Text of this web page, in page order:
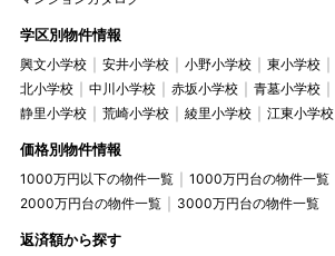
学区別物件情報
興文小学校 安井小学校 小野小学校 東小学校
北小学校
中川小学校 赤坂小学校 青墓小学校
静里小学校
荒崎小学校 綾里小学校 江東小学校
価格別物件情報
1000万円以下の物件一覧
1000万円台の物件一覧
2000万円台の物件一覧
3000万円台の物件一覧
返済額から探す